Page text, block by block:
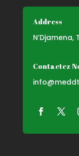
Address
N’Djamena,
Contactez